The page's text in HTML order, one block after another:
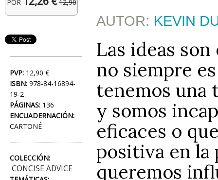
POR
12,90
PVP: 12,90 €
ISBN: 978-84-16894-
19-2
PÁGINAS: 136
ENCUADERNACIÓN:
CARTONÉ
COLECCIÓN:
CONCISE ADVICE
AUTOR: KEVIN
Las ideas
no siempre
tenemos una
y somos
eficaces o
positiva en la
queremos